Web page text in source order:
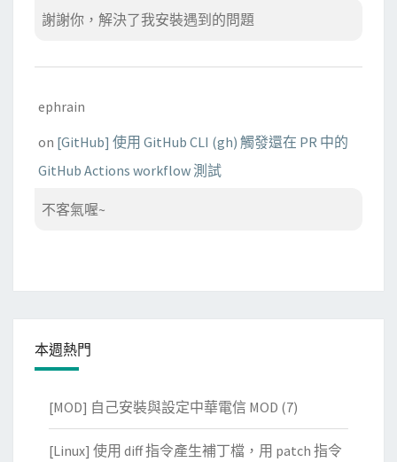
謝謝你，解決了我安裝遇到的問題
ephrain
on [GitHub] 使用 GitHub CLI (gh) 觸發還在 PR 中的
GitHub Actions workflow 測試
不客氣喔~
本週熱門
[MOD] 自己安裝與設定中華電信 MOD (7)
[Linux] 使用 diff 指令產生補丁檔，用 patch 指令